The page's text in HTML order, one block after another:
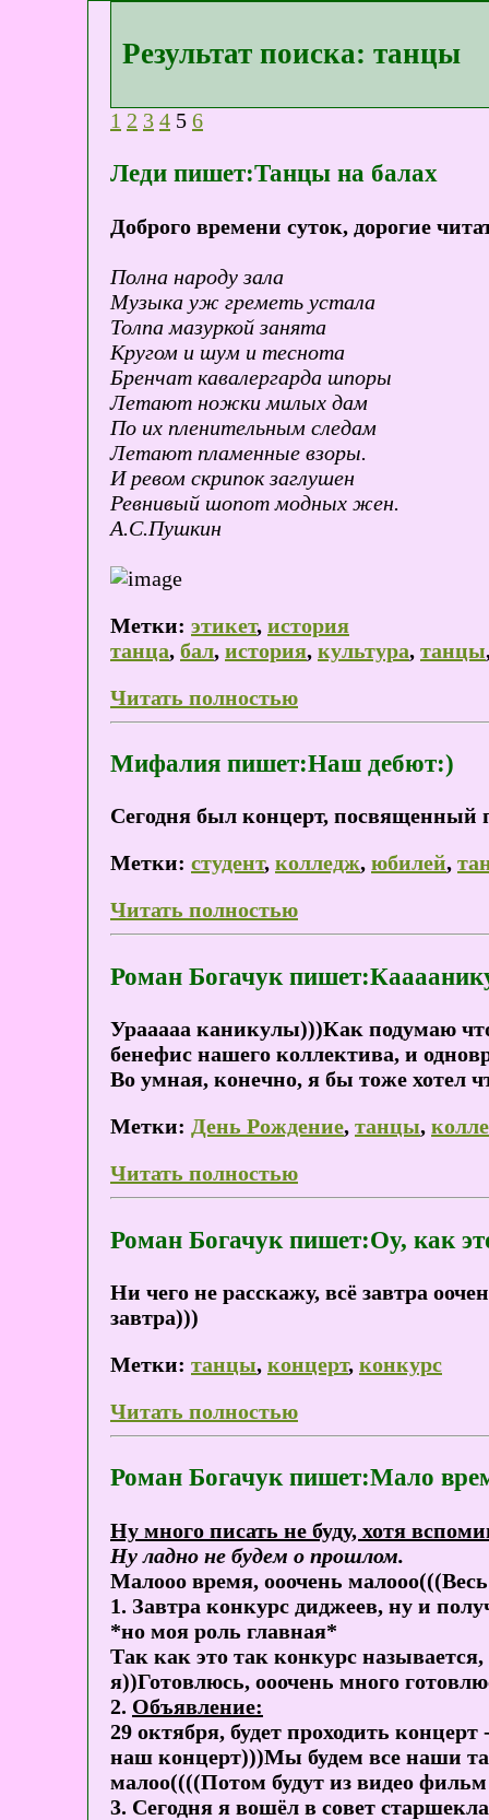
Результат поиска: танцы
1 2 3 4 5 6
Леди пишет:Танцы на балах
Доброго времени суток, дорогие
Полна народу зала
Музыка уж греметь устала
Толпа мазуркой занята
Кругом и шум и теснота
Бренчат кавалергарда шпоры
Летают ножки милых дам
По их пленительным следам
Летают пламенные взоры.
И ревом скрипок заглушен
Ревнивый шопот модных жен.
А.С.Пушкин
Метки: этикет, история
танца, бал, история, культура, танцы
Читать полностью
Мифалия пишет:Наш дебют:)
Сегодня был концерт, посвященный
Метки: студент, колледж, юбилей,
Читать полностью
Роман Богачук
Урааааа каникулы)))Как подумаю
бенефис нашего коллектива, и
Во умная, конечно, я бы тоже хотел
Метки: День Рождение, танцы,
Читать полностью
Роман Богачук пишет:Оу, как
Ни чего не расскажу, всё завтра
завтра)))
Метки: танцы, концерт, конкурс
Читать полностью
Роман Богачук пишет:Мало
Ну много писать не буду, хотя
Ну ладно не будем о прошлом.
Малооо время, ооочень
1. Завтра конкурс диджеев, ну и
*но моя роль главная*
Так как это так конкурс
я))Готовлюсь, ооочень много
2. Объявление:
29 октября, будет проходить
наш концерт)))Мы будем все наши
малоо((((Потом будут из видео
3. Сегодня я вошёл в совет